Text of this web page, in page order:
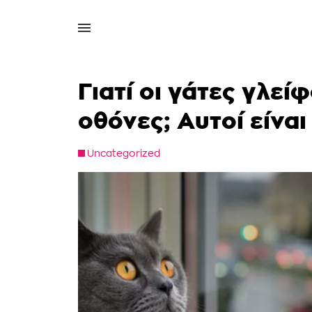
Γιατί οι γάτες
οθόνες; Αυτοί
Uncategorized